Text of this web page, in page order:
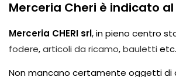
Merceria Cheri è indicato
Merceria CHERI srl, in pieno centro
fodere,articoli da ricamo,bauletti etc.
Non mancano certamente oggetti di